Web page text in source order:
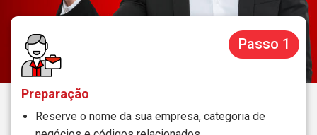
Passo 1
Preparação
Reserve o nome da sua empresa, categoria de